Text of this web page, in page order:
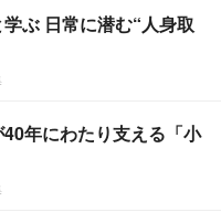
ぶ 日常に潜む“人身取
年にわたり支える「小